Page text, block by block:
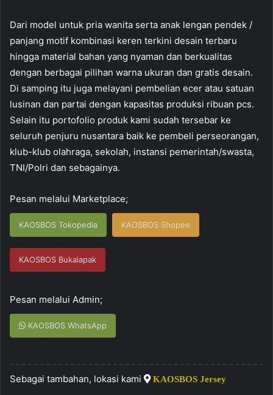
Dari model untuk pria wanita serta anak lengan pendek /
panjang motif kombinasi keren terkini desain terbaru
hingga material bahan yang nyaman dan berkualitas
dengan berbagai pilihan warna ukuran dan gratis desain.
Di samping itu juga melayani pembelian ecer atau satuan
lusinan dan partai dengan kapasitas produksi ribuan pcs.
Selain itu portofolio produk kami sudah tersebar ke
seluruh penjuru nusantara baik ke pembeli perseorangan,
klub-klub olahraga, sekolah, instansi pemerintah/swasta,
TNI/Polri dan sebagainya.
Pesan melalui Marketplace;
KAOSBOS Tokopedia KAOSBOS Shopee
KAOSBOS Bukalapak
Pesan melalui Admin;
KAOSBOS WhatsApp
Sebagai tambahan, lokasi kami KAOSBOS Jersey